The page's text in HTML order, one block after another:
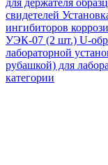
для держателя
свидетелей
ингибиторов
УЭК-07 (2 шт.) U-
лабораторной
рубашкой) для
категории